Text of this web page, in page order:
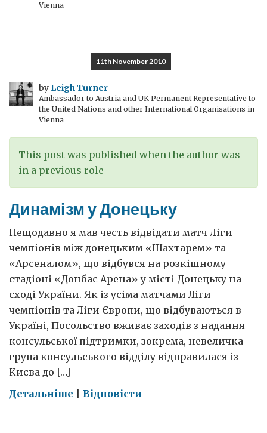
Vienna
11th November 2010
by Leigh Turner
Ambassador to Austria and UK Permanent Representative to
the United Nations and other International Organisations in
Vienna
This post was published when the author was
in a previous role
Динамізм у Донецьку
Нещодавно я мав честь відвідати матч Ліги
чемпіонів між донецьким «Шахтарем» та
«Арсеналом», що відбувся на розкішному
стадіоні «Донбас Арена» у місті Донецьку на
сході України. Як із усіма матчами Ліги
чемпіонів та Ліги Європи, що відбуваються в
Україні, Посольство вживає заходів з надання
консульської підтримки, зокрема, невеличка
група консульського відділу відправилася із
Києва до […]
Детальніше onВідповісти